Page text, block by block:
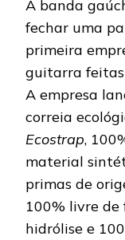
A banda
fechar uma
primeira
guitarra
A empresa
correia
Ecostrap,
material
primas de
100% livre
hidrólise e